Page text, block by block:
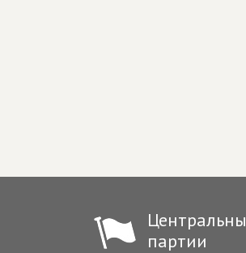
партии